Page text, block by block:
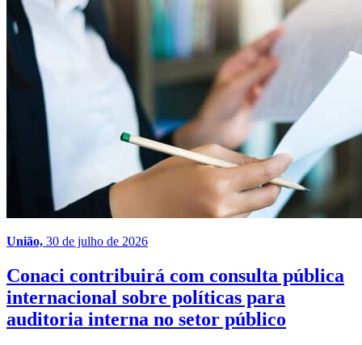
União, 30 de julho de 2026
Conaci contribuirá com consulta pública
internacional sobre políticas para
auditoria interna no setor público